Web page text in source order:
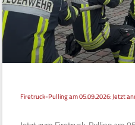
Firetruck-Pulling am 05.09.2026: Jetzt